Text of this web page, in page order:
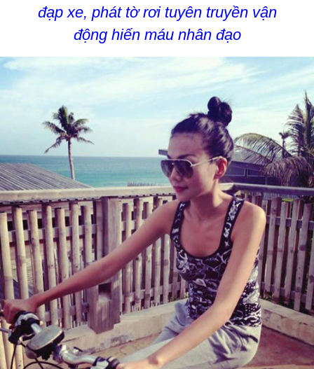
đạp xe, phát tờ rơi tuyên truyền vận
động hiến máu nhân đạo